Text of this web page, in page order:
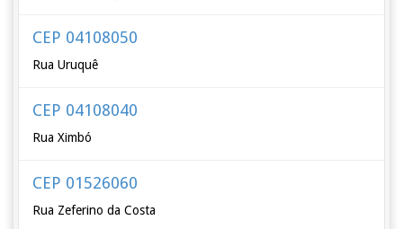
CEP 04108050
Rua Uruquê
CEP 04108040
Rua Ximbó
CEP 01526060
Rua Zeferino da Costa